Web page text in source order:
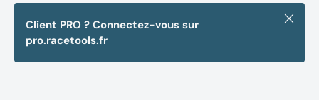
Client PRO ? Connectez-vous sur
pro.racetools.fr
Fermer